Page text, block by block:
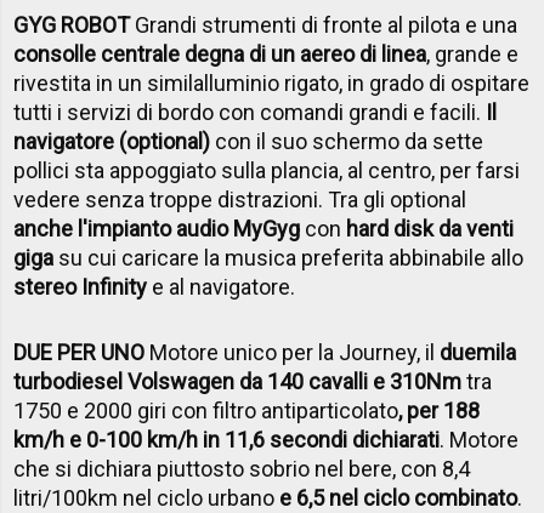
GYG ROBOTGrandi strumenti di fronte al pilota e una
consolle centrale degna di un aereo di linea, grande e
rivestita in un similalluminio rigato, in grado di ospitare
tutti i servizi di bordo con comandi grandi e facili. Il
navigatore (optional) con il suo schermo da sette
pollici sta appoggiato sulla plancia, al centro, per farsi
vedere senza troppe distrazioni. Tra gli optional
anche l'impianto audio MyGyg con hard disk da venti
giga su cui caricare la musica preferita abbinabile allo
stereo Infinity e al navigatore.
DUE PER UNO Motore unico per la Journey, il duemila
turbodiesel Volswagen da 140 cavalli e 310Nmtra
1750 e 2000 giri con filtro antiparticolato, per 188
km/h e 0-100 km/h in 11,6 secondi dichiarati. Motore
che si dichiara piuttosto sobrio nel bere, con 8,4
litri/100km nel ciclo urbano e 6,5 nel ciclo combinato.